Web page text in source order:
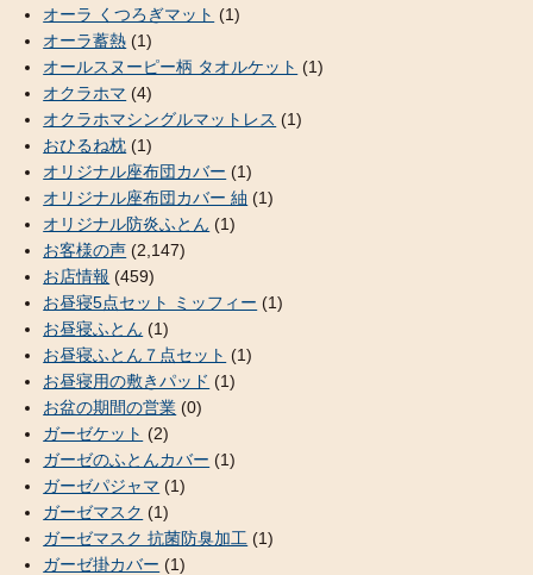
オーラ くつろぎマット (1)
オーラ蓄熱 (1)
オールスヌーピー柄 タオルケット (1)
オクラホマ (4)
オクラホマシングルマットレス (1)
おひるね枕 (1)
オリジナル座布団カバー (1)
オリジナル座布団カバー 紬 (1)
オリジナル防炎ふとん (1)
お客様の声 (2,147)
お店情報 (459)
お昼寝5点セット ミッフィー (1)
お昼寝ふとん (1)
お昼寝ふとん７点セット (1)
お昼寝用の敷きパッド (1)
お盆の期間の営業 (0)
ガーゼケット (2)
ガーゼのふとんカバー (1)
ガーゼパジャマ (1)
ガーゼマスク (1)
ガーゼマスク 抗菌防臭加工 (1)
ガーゼ掛カバー (1)